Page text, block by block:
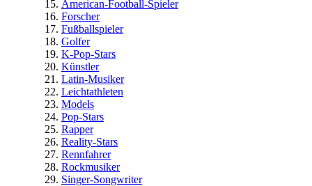
American-Football-Spieler
Forscher
Fußballspieler
Golfer
K-Pop-Stars
Künstler
Latin-Musiker
Leichtathleten
Models
Pop-Stars
Rapper
Reality-Stars
Rennfahrer
Rockmusiker
Singer-Songwriter